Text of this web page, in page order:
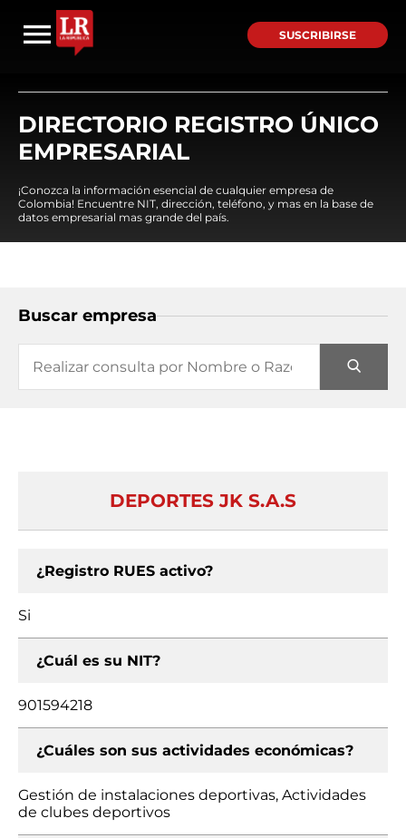
SUSCRIBIRSE
DIRECTORIO REGISTRO ÚNICO
EMPRESARIAL
¡Conozca la información esencial de cualquier empresa de
Colombia! Encuentre NIT, dirección, teléfono, y mas en la base de
datos empresarial mas grande del país.
Buscar empresa
DEPORTES JK S.A.S
¿Registro RUES activo?
Si
¿Cuál es su NIT?
901594218
¿Cuáles son sus actividades económicas?
Gestión de instalaciones deportivas, Actividades
de clubes deportivos